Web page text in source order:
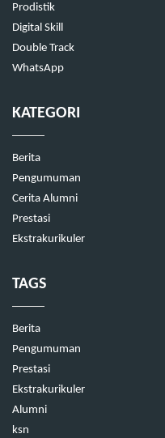
Prodistik
Digital Skill
Double Track
WhatsApp
KATEGORI
Berita
Pengumuman
Cerita Alumni
Prestasi
Ekstrakurikuler
TAGS
Berita
Pengumuman
Prestasi
Ekstrakurikuler
Alumni
ksn